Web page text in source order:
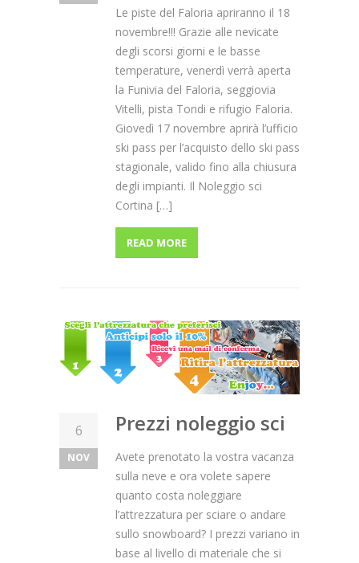
Le piste del Faloria apriranno il 18
novembre!!! Grazie alle nevicate
degli scorsi giorni e le basse
temperature, venerdì verrà aperta
la Funivia del Faloria, seggiovia
Vitelli, pista Tondi e rifugio Faloria.
Giovedì 17 novembre aprirà l’ufficio
ski pass per l’acquisto dello ski pass
stagionale, valido fino alla chiusura
degli impianti. Il Noleggio sci
Cortina […]
READ MORE
NOV
Prezzi noleggio sci
Avete prenotato la vostra vacanza
sulla neve e ora volete sapere
quanto costa noleggiare
l’attrezzatura per sciare o andare
sullo snowboard? I prezzi variano in
base al livello di materiale che si